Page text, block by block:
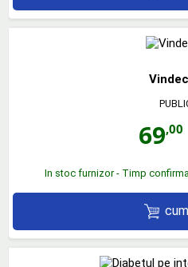
69,00
In stoc furnizor - Timp